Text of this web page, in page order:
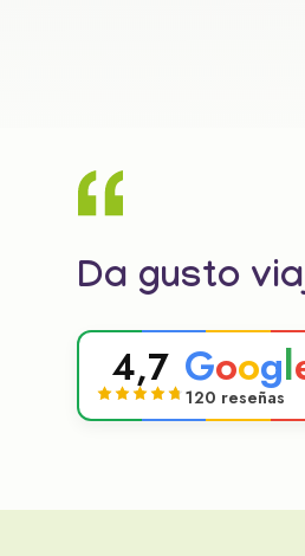
Da gusto
4,7 Googl
120 reseñas